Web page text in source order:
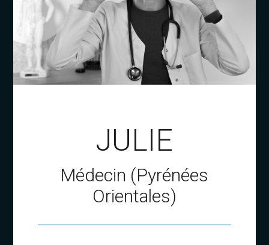
JULIE
Médecin (Pyrénées
Orientales)